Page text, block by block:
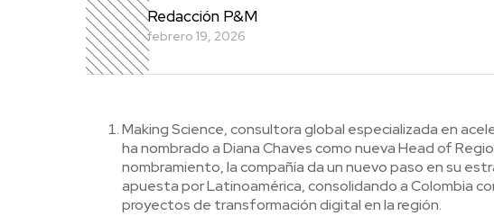
Redacción P&M
febrero 19, 2026
Making Science, consultora global especializada en
ha nombrado a Diana Chaves como nueva Head of
nombramiento, la compañía da un nuevo paso en su
apuesta por Latinoamérica, consolidando a Colombia
proyectos de transformación digital en la región.